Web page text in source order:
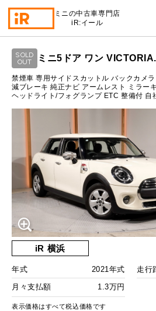
ミニの中古車専門店
iR:イール
BMW MINI BMWミニ 在庫検索
ROVER MINI ローバーミニ 在庫
TRADE 買取
TOP
iRの買取が他社よりも高い理由
必要書類
iRで愛車を売却されたお客様の
BMWミニ買取査定依頼
MAINTENANCE メンテナンス
TOP
BMWミニ メンテナンス
ローバーミニ メンテナンス
最近の修理実績
BLOG & MEDIA ブログ＆メディ
TOP
スタッフブログ
User's Voice 購入者様の声
MINI KNOWLEDGE ミニナレッ
BMWミニナレッジ
ABOUT iR iRについて
会社概要
RECRUIT 採用情報
営業時間
10:00～18:00
定休日
月曜日（祝日の場合
月々支払額
総支払額
支払回数
ボーナス支払回数/年
内訳
2回目以降
ボーナス月追加額
SOLD
OUT
ミニ5ドア ワン VICTORIA.
禁煙車 専用サイドスカットル バックカメ
減ブレーキ 純正ナビ アームレスト ミラー
ヘッドライト/フォグランプ ETC 整備付 自
iR 横浜
年式 2021年式 走行
月々支払額
1.3万円
表示価格はすべて税込価格です